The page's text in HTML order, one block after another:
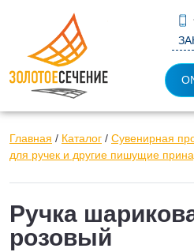
Главная / Каталог / Сувенирная
для ручек и другие пишущие
Ручка
розовый